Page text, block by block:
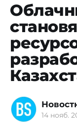
14 нояб.